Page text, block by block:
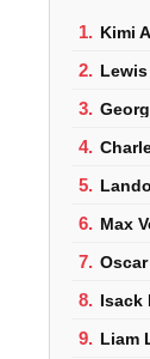
1. Kimi
2.
3.
4.
5.
6. Max
7.
8. Isack
9. Liam